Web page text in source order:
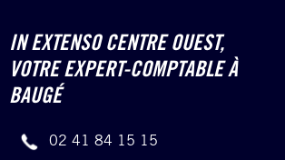
IN EXTENSO CENTRE OUEST,
VOTRE EXPERT-COMPTABLE À
BAUGÉ
02 41 84 15 15